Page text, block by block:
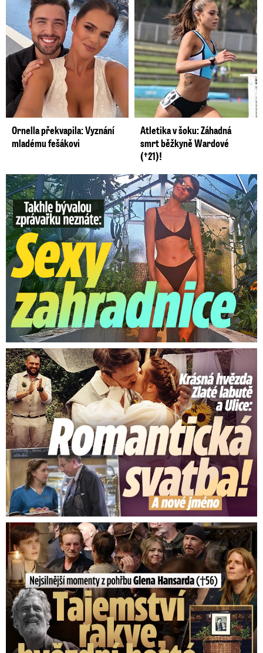
Ornella překvapila: Vyznání
mladému fešákovi
Atletika v šoku: Záhadná
smrt běžkyně Wardové
(†21)!
Takhle slavnou moderátorku neznáte: Lašková pečuje o ...
Krásná hvězda Zlaté labutě a Ulice: Romantická svatba
Nejsilnější momenty z pohřbu Glena Hansarda (†56)